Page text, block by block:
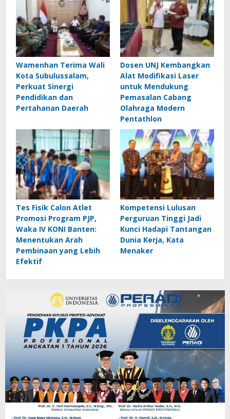
Wamenhan Terima Wali
Kota Subulussalam,
Perkuat Sinergi
Pendidikan dan
Pertahanan Daerah
Dosen UNJ Kembangkan
Alat Modifikasi Laser
untuk Mendukung
Pemasalan Cabang
Olahraga Modern
Pentathlon
Tes Fisik Calon Atlet
Promosi Program PJP,
Waka IV KONI Banten:
Menentukan Arah
Pembinaan yang Lebih
Efektif
Kompetensi Lulusan
Perguruan Tinggi Jadi
Kunci Hadapi Tantangan
Dunia Kerja, Kata
Menaker